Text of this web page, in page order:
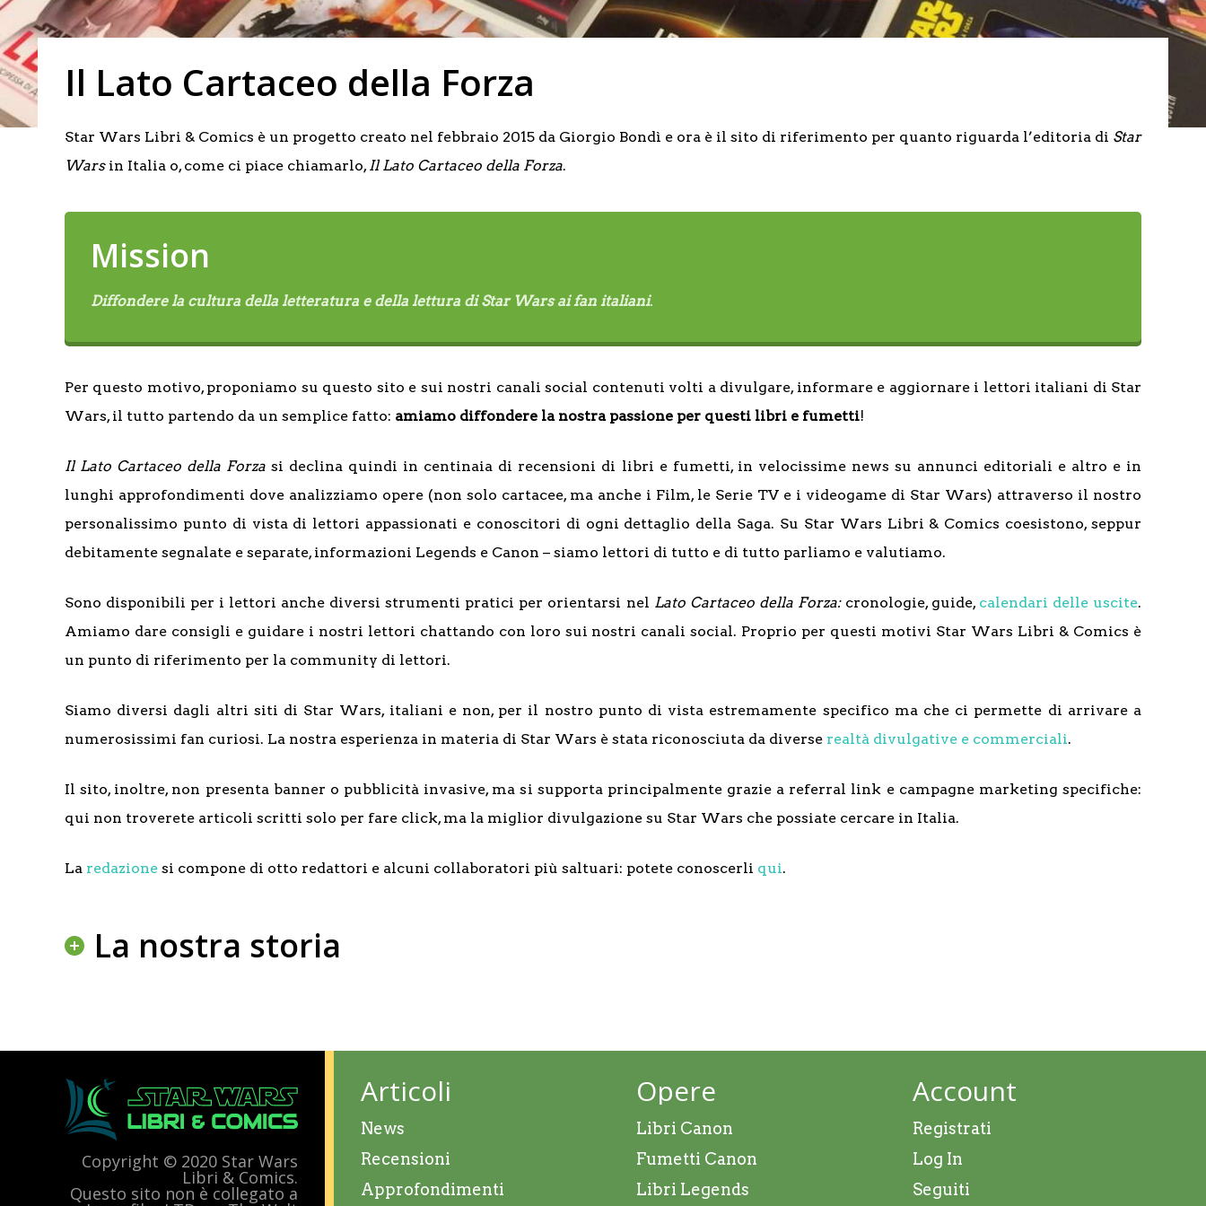
Il Lato Cartaceo della Forza
Star Wars Libri & Comics è un progetto creato nel febbraio 2015 da Giorgio Bondì e ora è il sito di riferimento per quanto riguarda l’editoria di Star
Warsin Italia o, come ci piace chiamarlo,Il Lato Cartaceo della Forza.
Mission
Diffondere la cultura della letteratura e della lettura di Star Wars ai fan italiani.
Per questo motivo, proponiamo su questo sito e sui nostri canali social contenuti volti a divulgare, informare e aggiornare i lettori italiani di Star
Wars, il tutto partendo da un semplice fatto: amiamo diffondere la nostra passione per questi libri e fumetti!
Il Lato Cartaceo della Forza si declina quindi in centinaia di recensioni di libri e fumetti, in velocissime news su annunci editoriali e altro e in
lunghi approfondimenti dove analizziamo opere (non solo cartacee, ma anche i Film, le Serie TV e i videogame di Star Wars) attraverso il nostro
personalissimo punto di vista di lettori appassionati e conoscitori di ogni dettaglio della Saga. Su Star Wars Libri & Comics coesistono, seppur
debitamente segnalate e separate, informazioni Legends e Canon – siamo lettori di tutto e di tutto parliamo e valutiamo.
Sono disponibili per i lettori anche diversi strumenti pratici per orientarsi nel Lato Cartaceo della Forza: cronologie, guide, calendari delle uscite.
Amiamo dare consigli e guidare i nostri lettori chattando con loro sui nostri canali social. Proprio per questi motivi Star Wars Libri & Comics è
un punto di riferimento per la community di lettori.
Siamo diversi dagli altri siti di Star Wars, italiani e non, per il nostro punto di vista estremamente specifico ma che ci permette di arrivare a
numerosissimi fan curiosi. La nostra esperienza in materia di Star Wars è stata riconosciuta da diverse realtà divulgative e commerciali.
Il sito, inoltre, non presenta banner o pubblicità invasive, ma si supporta principalmente grazie a referral link e campagne marketing specifiche:
qui non troverete articoli scritti solo per fare click, ma la miglior divulgazione su Star Wars che possiate cercare in Italia.
La redazione si compone di otto redattori e alcuni collaboratori più saltuari: potete conoscerli qui.
La nostra storia
Copyright © 2020 Star Wars
Libri & Comics.
Questo sito non è collegato a
Articoli
News
Recensioni
Approfondimenti
Opere
Libri Canon
Fumetti Canon
Libri Legends
Account
Registrati
Log In
Seguiti